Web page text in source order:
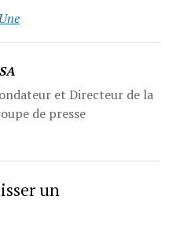
Une
et Directeur de la
de presse
un